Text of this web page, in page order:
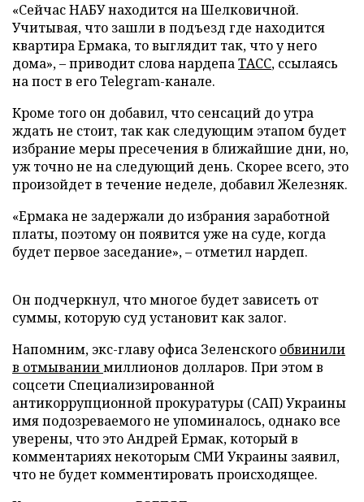
«Сейчас НАБУ находится на Шелковичной.
Учитывая, что зашли в подъезд где находится
квартира Ермака, то выглядит так, что у него
дома», – приводит слова нардепаТАСС, ссылаясь
на пост в его Telegram-канале.
Кроме того он добавил, что сенсаций до утра
ждать не стоит, так как следующим этапом будет
избрание меры пресечения в ближайшие дни, но,
уж точно не на следующий день. Скорее всего, это
произойдет в течение неделе, добавил Железняк.
«Ермака не задержали до избрания заработной
платы, поэтому он появится уже на суде, когда
будет первое заседание», – отметил нардеп.
Он подчеркнул, что многое будет зависеть от
суммы, которую суд установит как залог.
Напомним, экс-главу офиса Зеленского обвинили
в отмываниимиллионов долларов. При этом в
соцсети Специализированной
антикоррупционной прокуратуры (САП) Украины
имя подозреваемого не упоминалось, однако все
уверены, что это Андрей Ермак, который в
комментариях некоторым СМИ Украины заявил,
что не будет комментировать происходящее.